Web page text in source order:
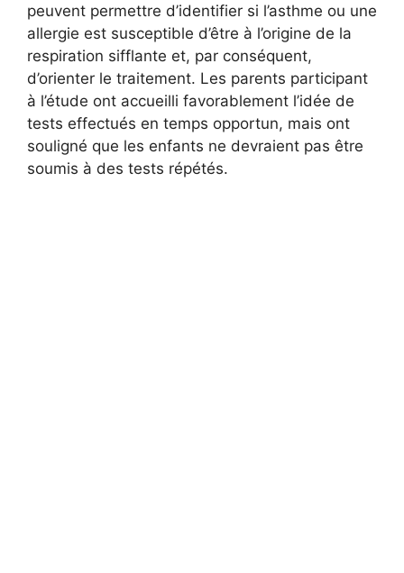
peuvent permettre d’identifier si l’asthme ou une
allergie est susceptible d’être à l’origine de la
respiration sifflante et, par conséquent,
d’orienter le traitement. Les parents participant
à l’étude ont accueilli favorablement l’idée de
tests effectués en temps opportun, mais ont
souligné que les enfants ne devraient pas être
soumis à des tests répétés.